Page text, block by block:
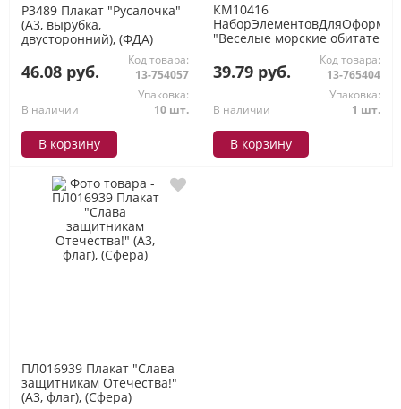
P3489 Плакат "Русалочка"
(А3, вырубка,
двусторонний), (ФДА)
46.08 руб.
Код товара:
13-754057
В наличии
Упаковка:
10 шт.
В корзину
КМ10416
"Веселые морские обитатели"
(вырубка, на скотче)
видов*1), (Сфера)
39.79 руб.
Код товара:
13-765404
В наличии
Упаковка:
1 шт.
В корзину
ПЛ016939 Плакат "Слава
защитникам Отечества!"
(А3, флаг), (Сфера)